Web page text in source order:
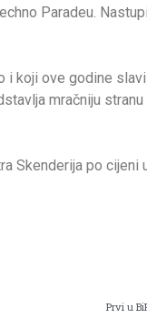
Paradeu.
koji ove godine
mračniju
Skenderija po cijeni
Prvi u